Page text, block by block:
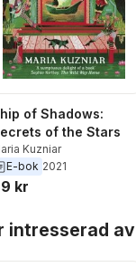
of Shadows:
of the Stars
Kuzniar
E-bok 2021
kr
intresserad av